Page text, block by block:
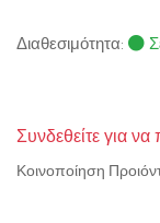
Διαθεσιμότητα:
Συνδεθείτε για
Κοινοποίηση